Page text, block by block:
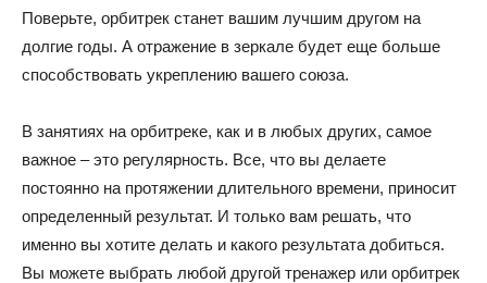
Поверьте, орбитрек станет вашим лучшим другом на
долгие годы. А отражение в зеркале будет еще больше
способствовать укреплению вашего союза.
В занятиях на орбитреке, как и в любых других, самое
важное – это регулярность. Все, что вы делаете
постоянно на протяжении длительного времени, приносит
определенный результат. И только вам решать, что
именно вы хотите делать и какого результата добиться.
Вы можете выбрать любой другой тренажер или орбитрек